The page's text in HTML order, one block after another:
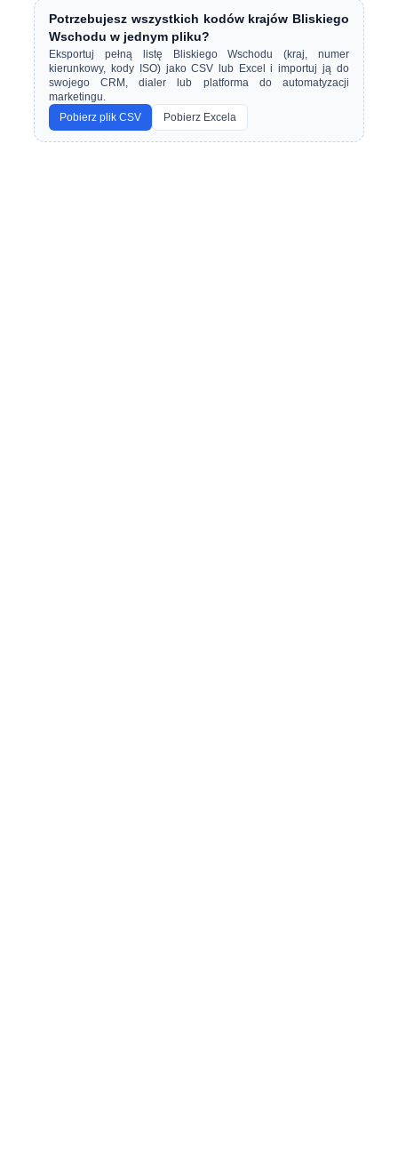
Potrzebujesz wszystkich kodów krajów Bliskiego
Wschodu w jednym pliku?
Eksportuj pełną listę Bliskiego Wschodu (kraj, numer
kierunkowy, kody ISO) jako CSV lub Excel i importuj ją do
swojego CRM, dialer lub platforma do automatyzacji
marketingu.
Pobierz plik CSV
Pobierz Excela